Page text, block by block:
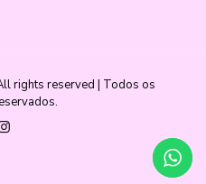
rights reserved | Todos os